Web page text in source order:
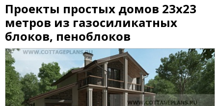
Проекты простых домов 23x23
метров из газосиликатных
блоков, пеноблоков